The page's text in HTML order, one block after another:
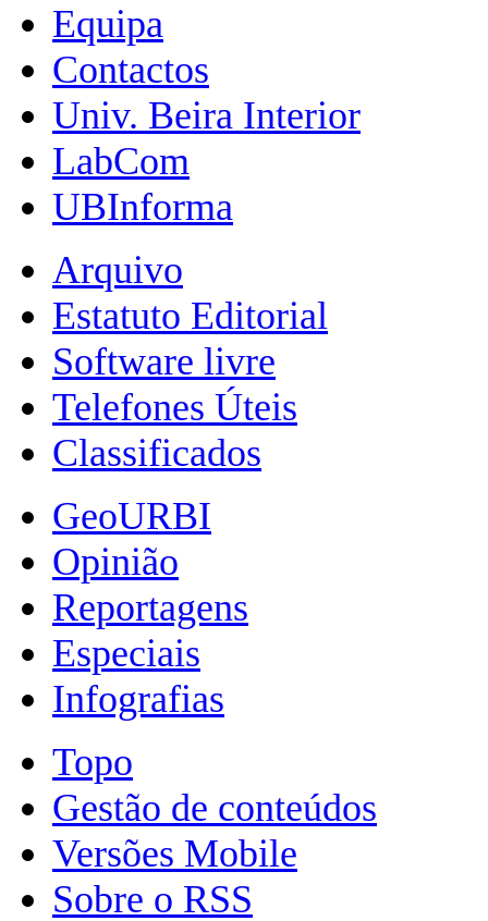
Equipa
Contactos
Univ. Beira Interior
LabCom
UBInforma
Arquivo
Estatuto Editorial
Software livre
Telefones Úteis
Classificados
GeoURBI
Opinião
Reportagens
Especiais
Infografias
Topo
Gestão de conteúdos
Versões Mobile
Sobre o RSS